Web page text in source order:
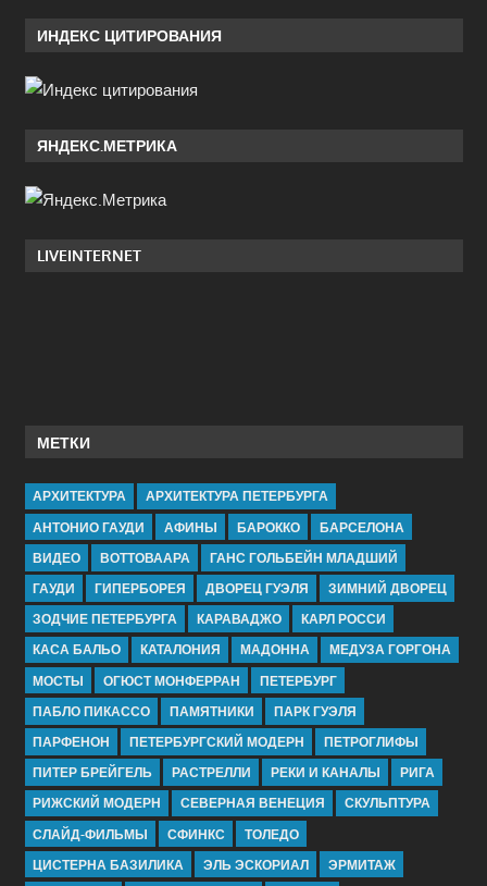
ИНДЕКС ЦИТИРОВАНИЯ
ЯНДЕКС.МЕТРИКА
LIVEINTERNET
МЕТКИ
АРХИТЕКТУРА
АРХИТЕКТУРА ПЕТЕРБУРГА
АНТОНИО ГАУДИ
АФИНЫ БАРОККО
БАРСЕЛОНА
ВИДЕО
ВОТТОВААРА
ГАНС ГОЛЬБЕЙН МЛАДШИЙ
ГАУДИ
ГИПЕРБОРЕЯ ДВОРЕЦ ГУЭЛЯ
ЗИМНИЙ ДВОРЕЦ
ЗОДЧИЕ ПЕТЕРБУРГА
КАРАВАДЖО
КАРЛ РОССИ
КАСА БАЛЬО
КАТАЛОНИЯ МАДОННА
МЕДУЗА ГОРГОНА
МОСТЫ
ОГЮСТ МОНФЕРРАН
ПЕТЕРБУРГ
ПАБЛО ПИКАССО
ПАМЯТНИКИ
ПАРК ГУЭЛЯ
ПАРФЕНОН
ПЕТЕРБУРГСКИЙ МОДЕРН
ПЕТРОГЛИФЫ
ПИТЕР БРЕЙГЕЛЬ
РАСТРЕЛЛИ РЕКИ И КАНАЛЫ
РИГА
РИЖСКИЙ МОДЕРН
СЕВЕРНАЯ ВЕНЕЦИЯ
СКУЛЬПТУРА
СЛАЙД-ФИЛЬМЫ
СФИНКС
ТОЛЕДО
ЦИСТЕРНА БАЗИЛИКА
ЭЛЬ ЭСКОРИАЛ ЭРМИТАЖ